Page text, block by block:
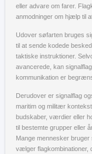
eller advare om farer.
anmodninger om hjælp til
Udover søfarten bruges
til at sende kodede
taktiske instruktioner.
avancerede, kan
kommunikation er
Derudover er signalflag
maritim og militær
budskaber, værdier eller
til bestemte grupper eller
Mange mennesker
vælger flagkombinationer,